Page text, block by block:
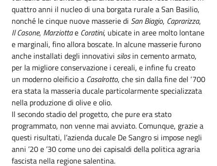
quattro anni il nucleo di una borgata rurale a San Basilio,
nonché le cinque nuove masserie di San Biagio, Caprarizza,
Il Casone, Marziottae Coratini, ubicate in aree molto lontane
e marginali, fino allora boscate. In alcune masserie furono
anche installati degli innovativi silosin cemento armato,
per la migliore conservazione i cereali, e infine fu creato
un moderno oleificio a Casalrotto, che sin dalla fine del ‘700
era stata la masseria ducale particolarmente specializzata
nella produzione di olive e olio.
Il secondo stadio del progetto, che pure era stato
programmato, non venne mai avviato. Comunque, grazie a
questi risultati, l’azienda ducale De Sangro si impose negli
anni ’20 e ’30 come uno dei capisaldi della politica agraria
fascista nella regione salentina.